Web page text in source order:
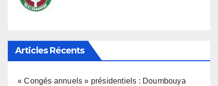
Articles Récents
« Congés annuels » présidentiels : Doumbouya